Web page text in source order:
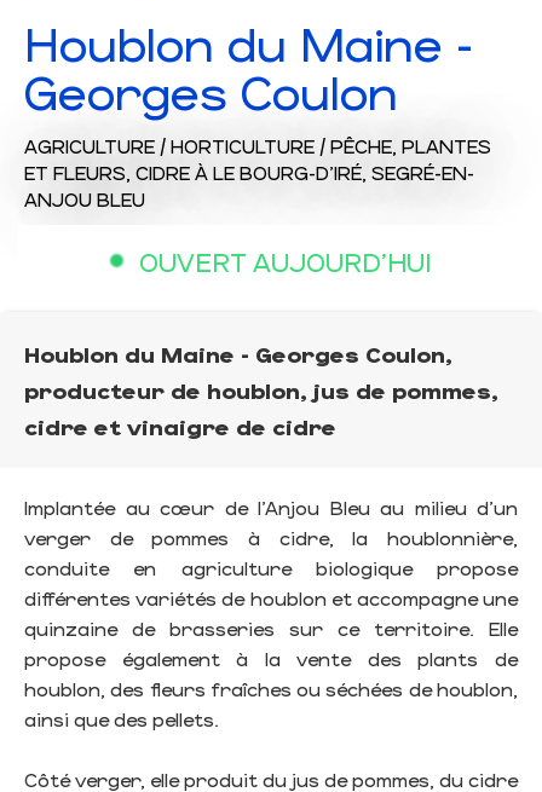
Houblon du Maine -
Georges Coulon
AGRICULTURE / HORTICULTURE / PÊCHE, PLANTES
ET FLEURS, CIDRE À LE BOURG-D'IRÉ, SEGRÉ-EN-
ANJOU BLEU
OUVERT AUJOURD'HUI
Houblon du Maine - Georges Coulon,
producteur de houblon, jus de pommes,
cidre et vinaigre de cidre
Implantée au cœur de l’Anjou Bleu au milieu d’un
verger de pommes à cidre, la houblonnière,
conduite en agriculture biologique propose
différentes variétés de houblon et accompagne une
quinzaine de brasseries sur ce territoire. Elle
propose également à la vente des plants de
houblon, des fleurs fraîches ou séchées de houblon,
ainsi que des pellets.
Côté verger, elle produit du jus de pommes, du cidre